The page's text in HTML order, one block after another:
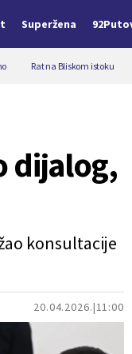
Superžena
Rat na Bliskom istoku
20.04.2026. 11:00
dijalog,
konsultacije